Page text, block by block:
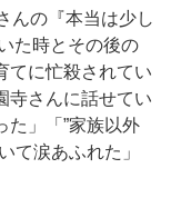
んの『本当は少し
た時とその後の
てに忙殺されてい
寺さんに話せてい
」「”家族以外
て涙あふれた」